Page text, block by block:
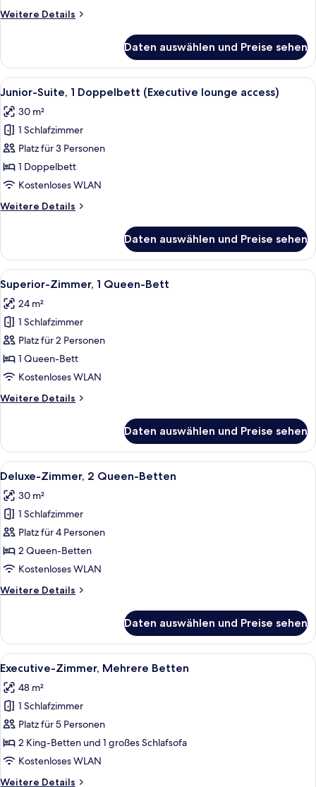
Weitere Details
Weitere
Zimmer,
Doppelbett
Daten auswählen und Preise sehen
Alle
Fotos
für
Junior-
Suite,
1
Doppelbett
lounge
Ein Hotelzimmer mit einem großen
11
Junior-Suite, 1 Doppelbett (Executive lounge access)
30 m²
1 Schlafzimmer
Platz für 3 Personen
1 Doppelbett
Kostenloses WLAN
Weitere Details
Weitere
Suite,
Doppelbett
(Executive
lounge
access)
Daten auswählen und Preise sehen
Alle
Fotos
für
Superior-
Zimmer,
1
Queen-
anzeigen
Ein Hotelzimmer mit einem großen
6
Superior-Zimmer, 1 Queen-Bett
24 m²
1 Schlafzimmer
Platz für 2 Personen
1 Queen-Bett
Kostenloses WLAN
Weitere Details
Weitere
Zimmer,
Queen-
Daten auswählen und Preise sehen
Alle
Fotos
für
Deluxe-
Zimmer,
2 Queen-
Betten
Ein Hotelzimmer mit zwei Betten,
5
Deluxe-Zimmer, 2 Queen-Betten
30 m²
1 Schlafzimmer
Platz für 4 Personen
2 Queen-Betten
Kostenloses WLAN
Weitere Details
Weitere
Zimmer,
2 Queen-
Betten
Daten auswählen und Preise sehen
Alle
Fotos
für
Executive-
Zimmer,
Mehrere
Betten
Ein Hotelzimmer mit einem Bett,
11
Executive-Zimmer, Mehrere Betten
48 m²
1 Schlafzimmer
Platz für 5 Personen
2 King-Betten und 1 großes Schlafsofa
Kostenloses WLAN
Weitere Details
Weitere